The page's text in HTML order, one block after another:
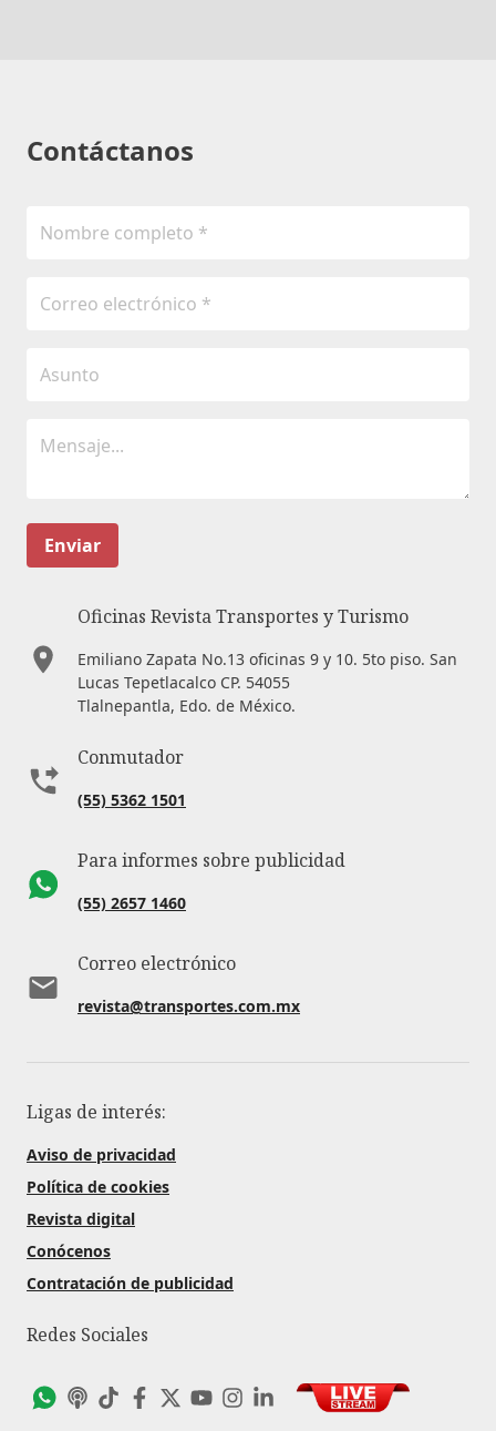
Contáctanos
Enviar
Oficinas Revista Transportes y Turismo
Emiliano Zapata No.13 oficinas 9 y 10. 5to piso. San
Lucas Tepetlacalco CP. 54055
Tlalnepantla, Edo. de México.
Conmutador
(55) 5362 1501
Para informes sobre publicidad
(55) 2657 1460
Correo electrónico
revista@transportes.com.mx
Ligas de interés:
Aviso de privacidad
Política de cookies
Revista digital
Conócenos
Contratación de publicidad
Redes Sociales